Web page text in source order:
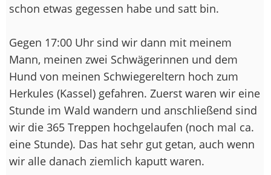
schon etwas gegessen habe und satt bin.
Gegen 17:00 Uhr sind wir dann mit meinem
Mann, meinen zwei Schwägerinnen und dem
Hund von meinen Schwiegereltern hoch zum
Herkules (Kassel) gefahren. Zuerst waren wir eine
Stunde im Wald wandern und anschließend sind
wir die 365 Treppen hochgelaufen (noch mal ca.
eine Stunde). Das hat sehr gut getan, auch wenn
wir alle danach ziemlich kaputt waren.